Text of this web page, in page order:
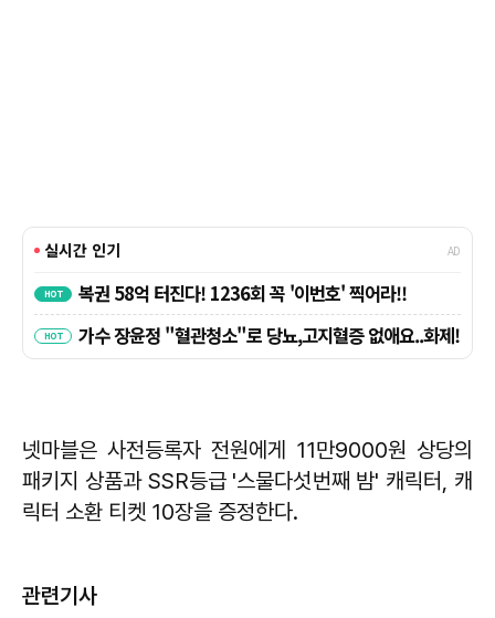
넷마블은 사전등록자 전원에게 11만9000원 상당의
패키지 상품과 SSR등급 '스물다섯번째 밤' 캐릭터, 캐
릭터 소환 티켓 10장을 증정한다.
관련기사